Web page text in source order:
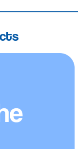
(Lemon), Trà đen
mượt mà.